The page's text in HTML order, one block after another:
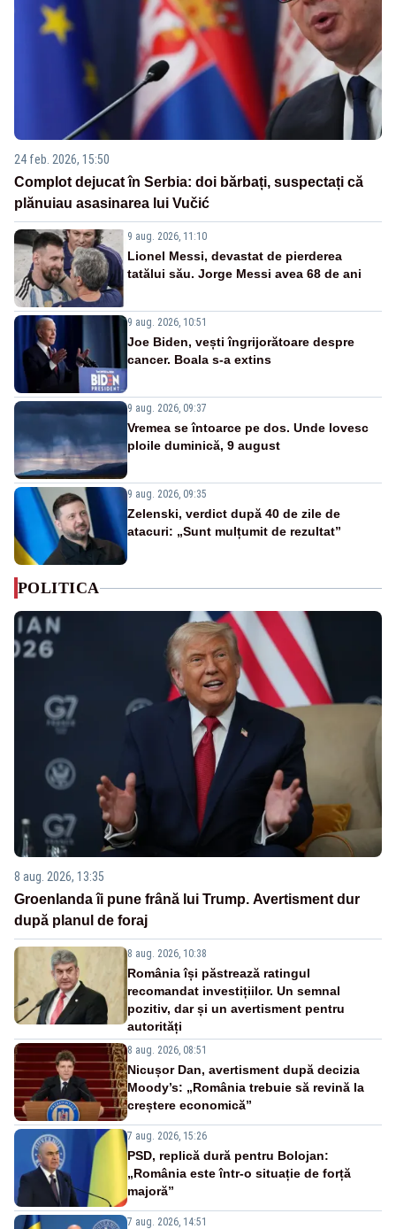
24 feb. 2026, 15:50
Complot dejucat în Serbia: doi bărbați, suspectați că
plănuiau asasinarea lui Vučić
9 aug. 2026, 11:10
Lionel Messi, devastat de pierderea
tatălui său. Jorge Messi avea 68 de ani
9 aug. 2026, 10:51
Joe Biden, vești îngrijorătoare despre
cancer. Boala s-a extins
9 aug. 2026, 09:37
Vremea se întoarce pe dos. Unde lovesc
ploile duminică, 9 august
9 aug. 2026, 09:35
Zelenski, verdict după 40 de zile de
atacuri: „Sunt mulțumit de rezultat”
POLITICA
8 aug. 2026, 13:35
Groenlanda îi pune frână lui Trump. Avertisment dur
după planul de foraj
8 aug. 2026, 10:38
România își păstrează ratingul
recomandat investițiilor. Un semnal
pozitiv, dar și un avertisment pentru
autorități
8 aug. 2026, 08:51
Nicușor Dan, avertisment după decizia
Moody’s: „România trebuie să revină la
creștere economică”
7 aug. 2026, 15:26
PSD, replică dură pentru Bolojan:
„România este într-o situație de forță
majoră”
7 aug. 2026, 14:51